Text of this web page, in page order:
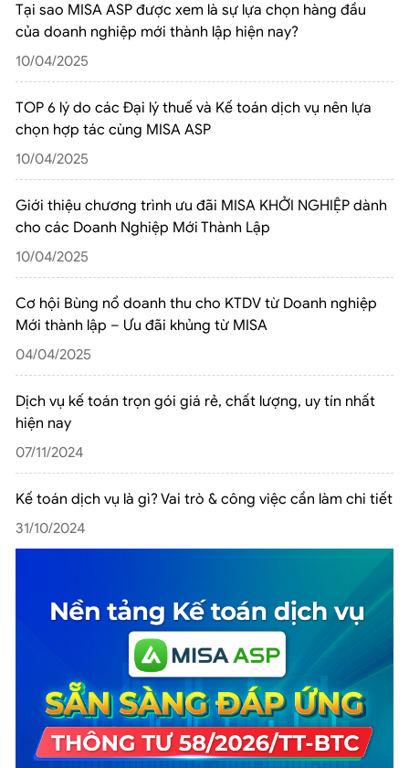
Tại sao MISA ASP được xem là sự lựa chọn hàng đầu
của doanh nghiệp mới thành lập hiện nay?
10/04/2025
TOP 6 lý do các Đại lý thuế và Kế toán dịch vụ nên lựa
chọn hợp tác cùng MISA ASP
10/04/2025
Giới thiệu chương trình ưu đãi MISA KHỞI NGHIỆP dành
cho các Doanh Nghiệp Mới Thành Lập
10/04/2025
Cơ hội Bùng nổ doanh thu cho KTDV từ Doanh nghiệp
Mới thành lập – Ưu đãi khủng từ MISA
04/04/2025
Dịch vụ kế toán trọn gói giá rẻ, chất lượng, uy tín nhất
hiện nay
07/11/2024
Kế toán dịch vụ là gì? Vai trò & công việc cần làm chi tiết
31/10/2024